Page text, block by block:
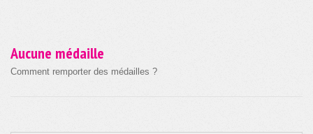
Aucune médaille
Comment remporter des médailles ?